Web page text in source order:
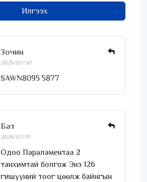
Илгээх
Зочин
2026/07/30
SAWN8095 5877
Бат
2026/07/19
Одоо Параламентаа 2
танхимтай болгож Энэ 126
гишүүний тоог цөөлж байнгын